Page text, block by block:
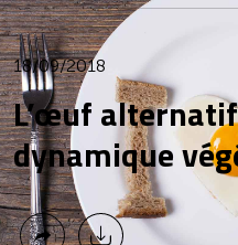
18/09/2018
L’œuf
dynamique